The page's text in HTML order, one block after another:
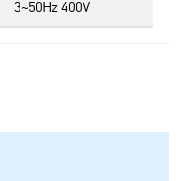
3~50Hz 400V